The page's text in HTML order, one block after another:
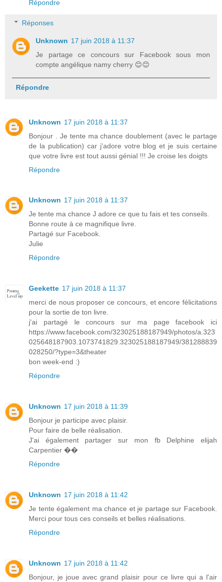
Répondre
Réponses
Unknown 17 juin 2018 à 11:37
Je partage ce concours sur Facebook sous mon
compte angélique namy cherry 😊😊
Répondre
Unknown 17 juin 2018 à 11:37
Bonjour . Je tente ma chance doublement (avec le partage
de la publication) car j'adore votre blog et je suis certaine
que votre livre est tout aussi génial !!! Je croise les doigts
Répondre
Unknown 17 juin 2018 à 11:37
Je tente ma chance J adore ce que tu fais et tes conseils.
Bonne route à ce magnifique livre.
Partagé sur Facebook.
Julie
Répondre
Geekette 17 juin 2018 à 11:37
merci de nous proposer ce concours, et encore félicitations
pour la sortie de ton livre.
j'ai partagé le concours sur ma page facebook ici
https://www.facebook.com/323025188187949/photos/a.323
025648187903.1073741829.323025188187949/381288839
028250/?type=3&theater
bon week-end :)
Répondre
Unknown 17 juin 2018 à 11:39
Bonjour je participe avec plaisir.
Pour faire de belle réalisation.
J'ai également partager sur mon fb Delphine elijah
Carpentier ��
Répondre
Unknown 17 juin 2018 à 11:42
Je tente également ma chance et je partage sur Facebook.
Merci pour tous ces conseils et belles réalisations.
Répondre
Unknown 17 juin 2018 à 11:42
Bonjour, je joue avec grand plaisir pour ce livre qui a l'air